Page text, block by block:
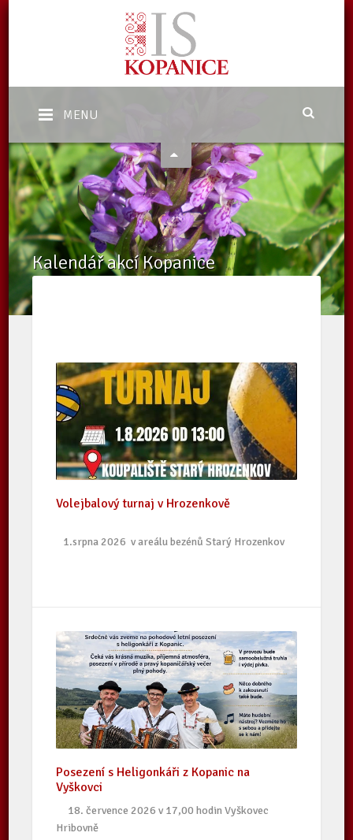
MENU
Kalendář akcí Kopanice
Volejbalový turnaj v Hrozenkově
1.srpna 2026 v areálu bezénů Starý Hrozenkov
Posezení s Heligonkáři z Kopanic na
Vyškovci
18. července 2026 v 17,00 hodin Vyškovec
Hribovně